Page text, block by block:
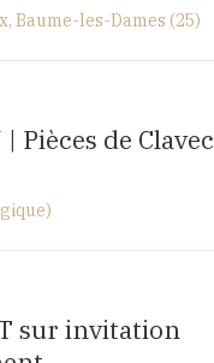
Baume-les-Dames (25)
hospitalier Sainte-
Kennedy,
| Pièces de
6997 Erezée,
sur invitation